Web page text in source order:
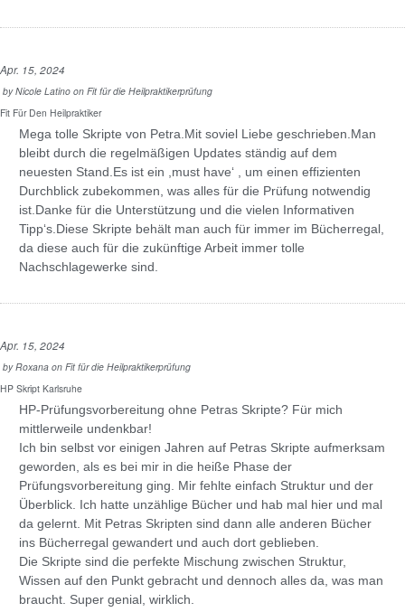
Apr. 15, 2024
byNicole Latino on Fit für die Heilpraktikerprüfung
Fit Für Den Heilpraktiker
Mega tolle Skripte von Petra.Mit soviel Liebe geschrieben.Man
bleibt durch die regelmäßigen Updates ständig auf dem
neuesten Stand.Es ist ein ,must have‘ , um einen effizienten
Durchblick zubekommen, was alles für die Prüfung notwendig
ist.Danke für die Unterstützung und die vielen Informativen
Tipp‘s.Diese Skripte behält man auch für immer im Bücherregal,
da diese auch für die zukünftige Arbeit immer tolle
Nachschlagewerke sind.
Apr. 15, 2024
byRoxana on Fit für die Heilpraktikerprüfung
HP Skript Karlsruhe
HP-Prüfungsvorbereitung ohne Petras Skripte? Für mich
mittlerweile undenkbar!
Ich bin selbst vor einigen Jahren auf Petras Skripte aufmerksam
geworden, als es bei mir in die heiße Phase der
Prüfungsvorbereitung ging. Mir fehlte einfach Struktur und der
Überblick. Ich hatte unzählige Bücher und hab mal hier und mal
da gelernt. Mit Petras Skripten sind dann alle anderen Bücher
ins Bücherregal gewandert und auch dort geblieben.
Die Skripte sind die perfekte Mischung zwischen Struktur,
Wissen auf den Punkt gebracht und dennoch alles da, was man
braucht. Super genial, wirklich.